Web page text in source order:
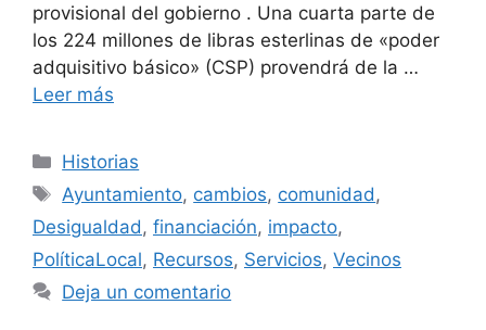
provisional del gobierno . Una cuarta parte de
los 224 millones de libras esterlinas de «poder
adquisitivo básico» (CSP) provendrá de la …
Leer más
Categorías
Historias
Etiquetas
Ayuntamiento, cambios, comunidad ,
Desigualdad , financiación, impacto,
PolíticaLocal, Recursos, Servicios, Vecinos
Deja un comentario